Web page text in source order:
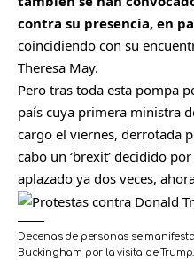
contra su presencia, en
coincidiendo con su
Theresa May.
Pero tras toda esta pompa
país cuya primera ministra
cargo el viernes, derrotada
cabo un ‘brexit’ decidido
aplazado ya dos veces,
Decenas de personas se
Buckingham por la visita de Trump.